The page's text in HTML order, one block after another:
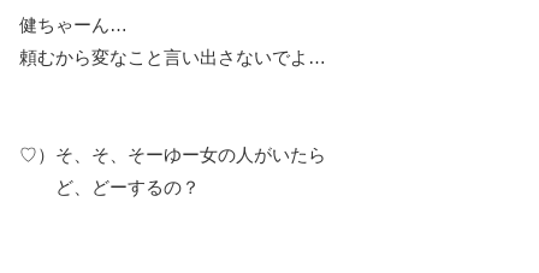
健ちゃーん…
頼むから変なこと言い出さないでよ…
♡）そ、そ、そーゆー女の人がいたら
ど、どーするの？